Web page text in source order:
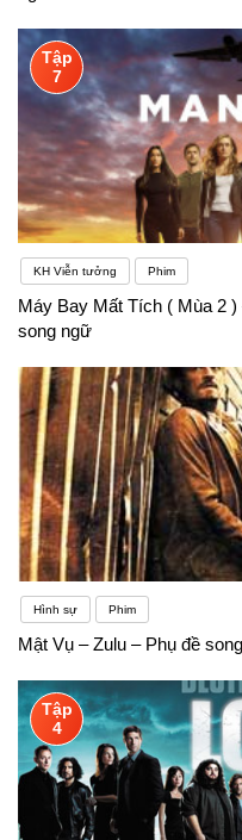
Tập
7
KH Viễn tưởng Phim
Máy Bay Mất Tích ( Mùa 2
song ngữ
Hình sự Phim
Mật Vụ – Zulu – Phụ đề
Tập
4